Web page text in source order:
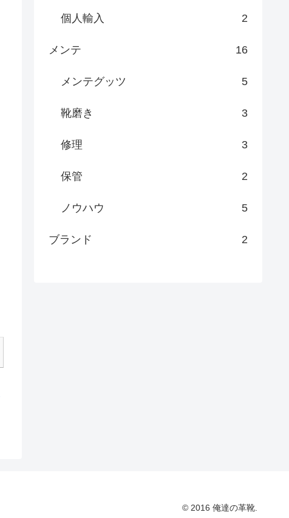
個人輸入 2
メンテ 16
メンテグッツ 5
靴磨き 3
修理 3
保管 2
ノウハウ 5
ブランド 2
© 2016 俺達の革靴.